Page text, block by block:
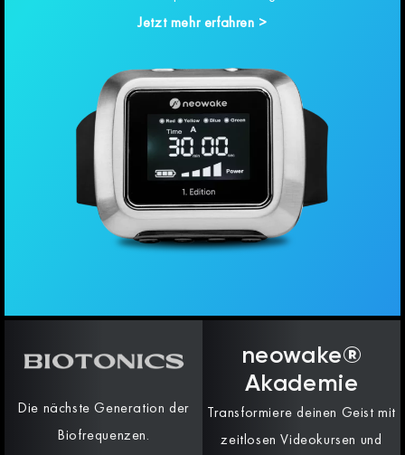
Jetzt mehr erfahren >
Die nächste Generation der
Biofrequenzen.
neowake®
Akademie
Transformiere deinen Geist mit
zeitlosen Videokursen und